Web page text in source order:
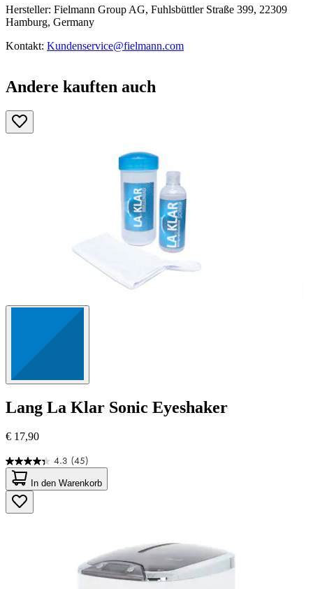
Hersteller: Fielmann Group AG, Fuhlsbüttler Straße 399, 22309
Hamburg, Germany
Kontakt: Kundenservice@fielmann.com
Andere kauften auch
Lang La Klar Sonic Eyeshaker
€ 17,90
4.3 (45)
4.3
von
5
Sternen.
45
In den Warenkorb